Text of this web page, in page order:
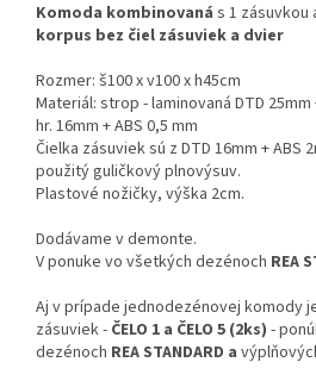
Komoda kombinovaná s 1
korpus bez čiel zásuviek a dvier
Rozmer: š100 x v100 x h45cm
Materiál: strop - laminovaná DTD
hr. 16mm + ABS 0,5 mm
Čielka zásuviek sú z DTD 16mm + ABS
použitý guličkový plnovýsuv.
Plastové nožičky, výška 2cm.
Dodávame v demonte.
V ponuke vo všetkých dezénoch REA
Aj v prípade jednodezénovej komody
zásuviek - ČELO 1 a ČELO 5 (2ks) -
dezénoch REA STANDARD a